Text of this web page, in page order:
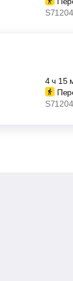
S71204
4ч 15
S71204